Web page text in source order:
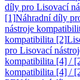
díly pro Lisovací
[1]Náhradní díly
nástroje
kompatibilita [2]
pro Lisovací
kompatibilita [4] /
kompatibilita [4] /